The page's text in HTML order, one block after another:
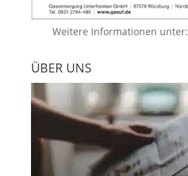
Weitere Informationen unter:
ÜBER UNS